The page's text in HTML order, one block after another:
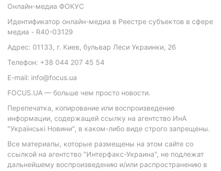
Онлайн-медиа ФОКУС
Идентификатор онлайн-медиа в Реестре субъектов в сфере
медиа - R40-03129
Адрес: 01133, г. Киев, бульвар Леси Украинки, 26
Телефон: +38 044 207 45 54
E-mail: info@focus.ua
FOCUS.UA — больше чем просто новости.
Перепечатка, копирование или воспроизведение
информации, содержащей ссылку на агентство ИнА
"Українські Новини", в каком-либо виде строго запрещены.
Все материалы, которые размещены на этом сайте со
ссылкой на агентство "Интерфакс-Украина", не подлежат
дальнейшему воспроизведению и/или распространению в